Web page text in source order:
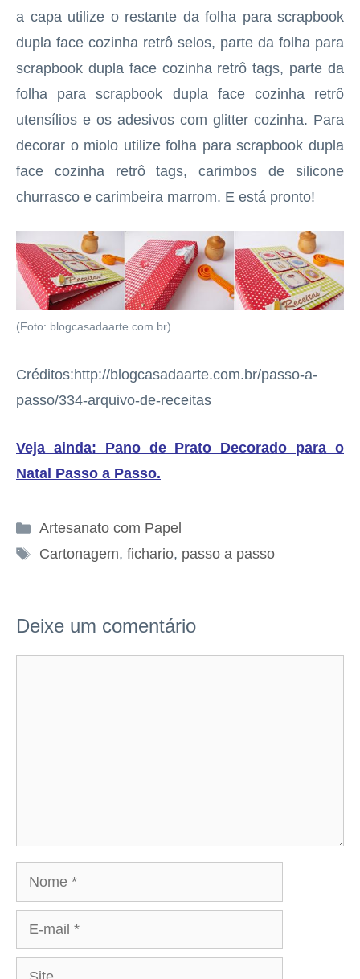
a capa utilize o restante da folha para scrapbook
dupla face cozinha retrô selos, parte da folha para
scrapbook dupla face cozinha retrô tags, parte da
folha para scrapbook dupla face cozinha retrô
utensílios e os adesivos com glitter cozinha. Para
decorar o miolo utilize folha para scrapbook dupla
face cozinha retrô tags, carimbos de silicone
churrasco e carimbeira marrom. E está pronto!
(Foto: blogcasadaarte.com.br)
Créditos:http://blogcasadaarte.com.br/passo-a-
passo/334-arquivo-de-receitas
Veja ainda: Pano de Prato Decorado para o
Natal Passo a Passo.
Categorias
Artesanato com Papel
Tags
Cartonagem, fichario, passo a passo
Deixe um comentário
Nome
mail
Site